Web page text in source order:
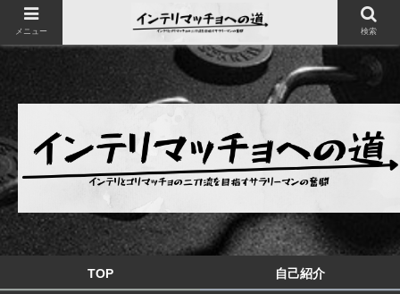
TOP 自己紹介
メニュー 検索